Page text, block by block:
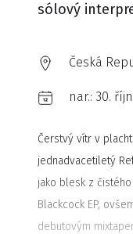
sólový
Česká
nar.: 30.
Čerstvý vítr v
jednadvacetiletý
jako blesk z
Blackcock EP,
debutovým